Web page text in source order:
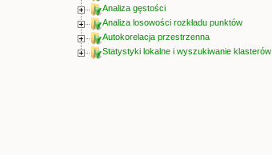
Analiza gęstości
Analiza losowości rozkładu punktów
Autokorelacja przestrzenna
Statystyki lokalne i wyszukiwanie klasterów